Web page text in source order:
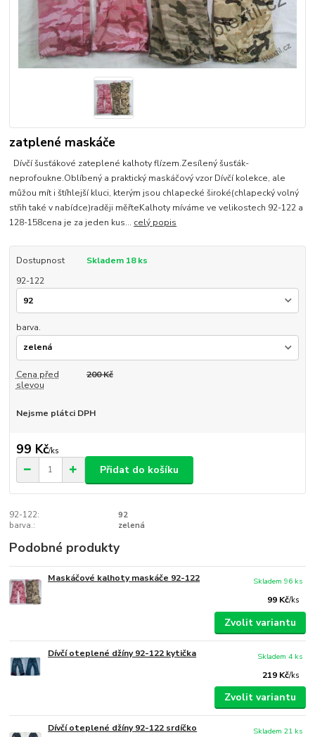
zatplené maskáče
Dívčí šusťákové zateplené kalhoty flízem.Zesílený šusťák-
neprofoukne.Oblíbený a praktický maskáčový vzor Dívčí kolekce, ale
můžou mít i štíhlejší kluci, kterým jsou chlapecké široké(chlapecký volný
střih také v nabídce)raději měřteKalhoty míváme ve velikostech 92-122 a
128-158cena je za jeden kus... celý popis
Dostupnost
Skladem 18 ks
92-122
barva.
Cena před
slevou
200 Kč
Nejsme plátci DPH
99 Kč/ks
Přidat do košíku
92-122:
92
barva.:
zelená
Podobné produkty
Maskáčové kalhoty maskáče 92-122
99 Kč/ks
Skladem 96 ks
Zvolit variantu
Dívčí oteplené džíny 92-122 kytička
219 Kč/ks
Skladem 4 ks
Zvolit variantu
Dívčí oteplené džíny 92-122 srdíčko
Skladem 21 ks